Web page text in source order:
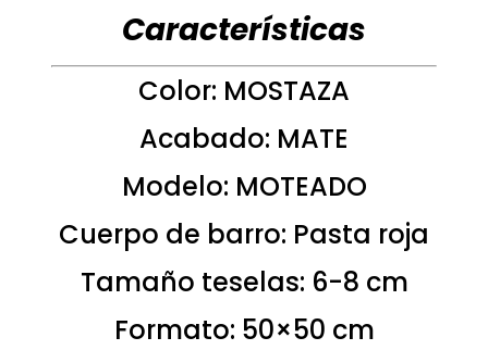
Características
Color: MOSTAZA
Acabado: MATE
Modelo: MOTEADO
Cuerpo de barro: Pasta roja
Tamaño teselas: 6-8 cm
Formato: 50×50 cm